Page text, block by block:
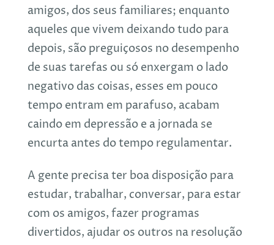
amigos, dos seus familiares; enquanto
aqueles que vivem deixando tudo para
depois, são preguiçosos no desempenho
de suas tarefas ou só enxergam o lado
negativo das coisas, esses em pouco
tempo entram em parafuso, acabam
caindo em depressão e a jornada se
encurta antes do tempo regulamentar.
A gente precisa ter boa disposição para
estudar, trabalhar, conversar, para estar
com os amigos, fazer programas
divertidos, ajudar os outros na resolução